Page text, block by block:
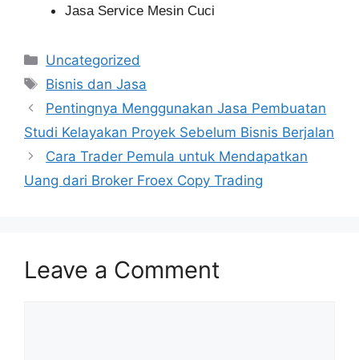
Jasa Service Mesin Cuci
Categories
Uncategorized
Tags
Bisnis dan Jasa
Pentingnya Menggunakan Jasa Pembuatan
Studi Kelayakan Proyek Sebelum Bisnis Berjalan
Cara Trader Pemula untuk Mendapatkan
Uang dari Broker Froex Copy Trading
Leave a Comment